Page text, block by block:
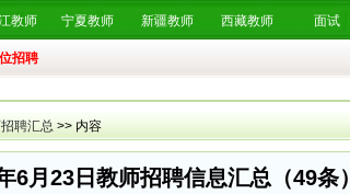
教师 宁夏教师 新疆教师 西藏教师 面试
招聘
聘汇总 >> 内容
6月23日教师招聘信息汇总（49条）